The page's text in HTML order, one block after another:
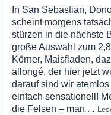
In San Sebastian,
scheint morgens
stürzen in die nächste
große Auswahl zum
Körner, Maisfladen,
allongé, der hier jetzt
darauf sind wir
einfach sensationell!
die Felsen – man …